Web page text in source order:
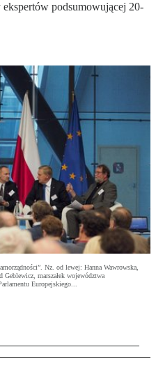
ekspertów podsumowującej 20-
Nz. od lewej: Hanna Wawrowska,
marszałek województwa
Europejskiego...